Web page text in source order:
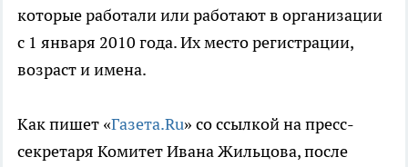
которые работали или работают в организации
с 1 января 2010 года. Их место регистрации,
возраст и имена.
Как пишет «Газета.Ru» со ссылкой на пресс-
секретаря Комитет Ивана Жильцова, после